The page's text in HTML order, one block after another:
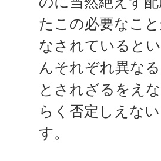
たこの必要なこ
なされていると
んそれぞれ異な
とされざるをえ
らく否定しえな
す。